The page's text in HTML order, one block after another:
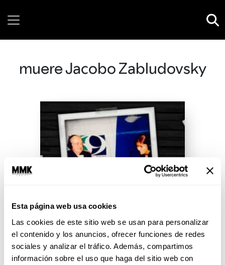
Esta página web usa cookies
Las cookies de este sitio web se usan para personalizar
el contenido y los anuncios, ofrecer funciones de redes
sociales y analizar el tráfico. Además, compartimos
información sobre el uso que haga del sitio web con
muere Jacobo Zabludovsky
El Factor Figueroa: Gracias
Jacobo